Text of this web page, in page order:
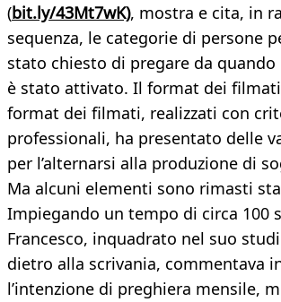
(bit.ly/43Mt7wK), mostra e cita, in
sequenza, le categorie di persone
stato chiesto di pregare da quando
è stato attivato. Il format dei
format dei filmati, realizzati con
professionali, ha presentato delle
per l’alternarsi alla produzione di
Ma alcuni elementi sono rimasti
Impiegando un tempo di circa 100
Francesco, inquadrato nel suo
dietro alla scrivania, commentava
l’intenzione di preghiera mensile,